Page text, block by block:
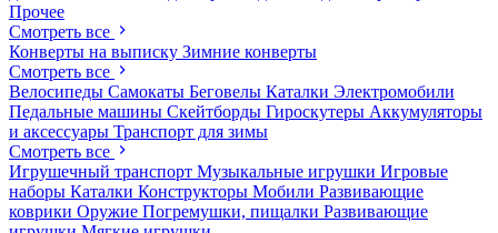
Прочее
Смотреть все
Конверты на выписку Зимние конверты
Смотреть все
Велосипеды Самокаты Беговелы Каталки Электромобили
Педальные машины Скейтборды Гироскутеры Аккумуляторы
и аксессуары Транспорт для зимы
Смотреть все
Игрушечный транспорт Музыкальные игрушки Игровые
наборы Каталки Конструкторы Мобили Развивающие
коврики Оружие Погремушки, пищалки Развивающие